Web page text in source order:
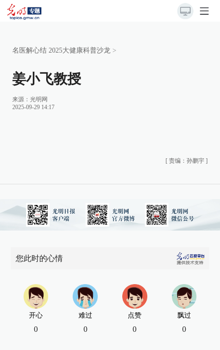
名医解心结 2025大健康科普沙龙 >
姜小飞教授
来源：光明网
2025-09-29 14:17
[ 责编：孙鹏宇 ]
您此时的心情
开心
0
难过
0
点赞
0
飘过
0